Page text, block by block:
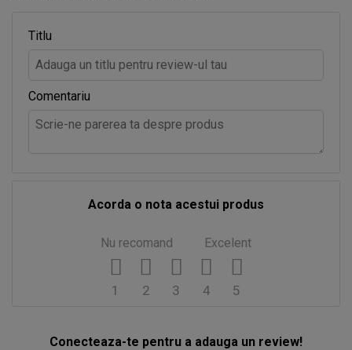
Titlu
Comentariu
Acorda o nota acestui produs
Nu recomand Excelent
5
4
3
2
1
Conecteaza-te pentru a adauga un review!